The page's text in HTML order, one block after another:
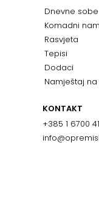
Dnevne sobe
Komadni
Rasvjeta
Tepisi
Dodaci
Namještaj na
KONTAKT
+385 1 6700